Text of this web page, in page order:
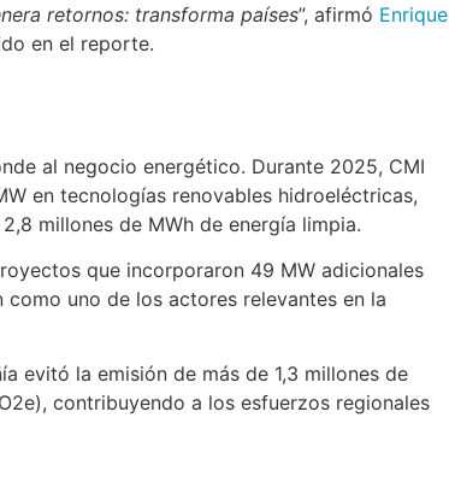
retornos: transforma países”, afirmó Enrique
en el reporte.
al negocio energético. Durante 2025, CMI
en tecnologías renovables hidroeléctricas,
millones de MWh de energía limpia.
que incorporaron 49 MW adicionales
uno de los actores relevantes en la
evitó la emisión de más de 1,3 millones de
contribuyendo a los esfuerzos regionales